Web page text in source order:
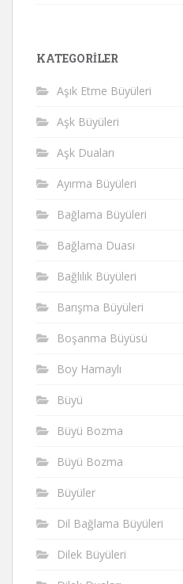
KATEGORILER
Aşık Etme Büyüleri
Aşk Büyüleri
Aşk Duaları
Ayırma Büyüleri
Bağlama Büyüleri
Bağlama Duası
Bağlılık Büyüleri
Barışma Büyüleri
Boşanma Büyüsü
Boy Hamaylı
Büyü
Büyü Bozma
Büyü Bozma
Büyüler
Dil Bağlama Büyüleri
Dilek Büyüleri